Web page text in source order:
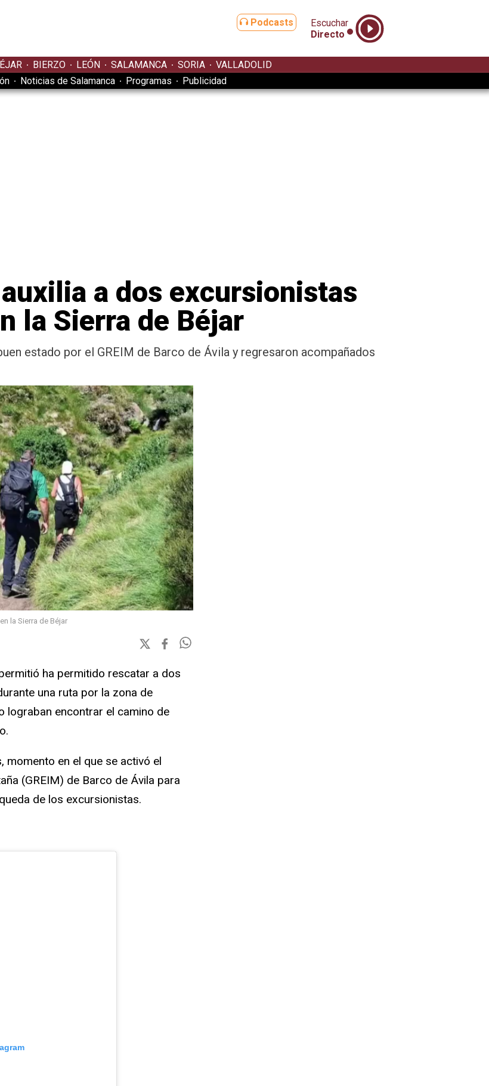
Podcasts
Escuchar
Directo
BIERZO LEÓN SALAMANCA SORIA
VALLADOLID
Noticias de Salamanca Programas Publicidad
a dos excursionistas
la Sierra de Béjar
estado por el GREIM de Barco de Ávila y regresaron acompañados
la Sierra de Béjar
ha permitido rescatar a dos
una ruta por la zona de
lograban encontrar el camino de
momento en el que se activó el
(GREIM) de Barco de Ávila para
de los excursionistas.